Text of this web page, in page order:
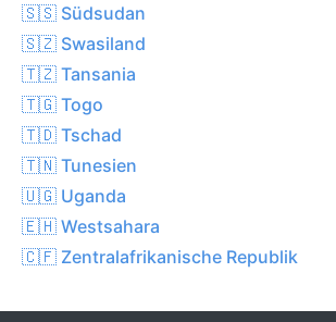
🇸🇸 Südsudan
🇸🇿 Swasiland
🇹🇿 Tansania
🇹🇬 Togo
🇹🇩 Tschad
🇹🇳 Tunesien
🇺🇬 Uganda
🇪🇭 Westsahara
🇨🇫 Zentralafrikanische Republik